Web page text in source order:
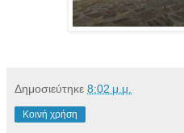
Δημοσιεύτηκε 8:02 μ.μ.
Κοινή χρήση